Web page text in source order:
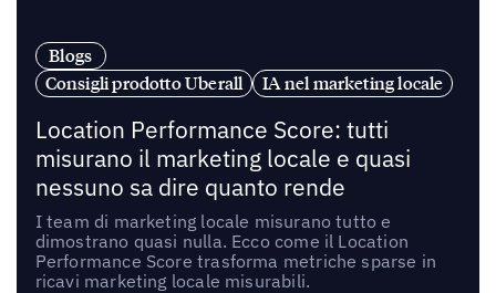
Blogs
Consigli prodotto Uberall
IA nel marketing locale
Location Performance Score: tutti
misurano il marketing locale e quasi
nessuno sa dire quanto rende
I team di marketing locale misurano tutto e
dimostrano quasi nulla. Ecco come il Location
Performance Score trasforma metriche sparse in
ricavi marketing locale misurabili.